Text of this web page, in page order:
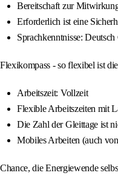
Bereitschaft zur
Erforderlich ist eine
Sprachkenntnisse:
Flexikompass - so flexibel ist
Arbeitszeit: Vollzeit
Flexible Arbeitszeiten mit
Die Zahl der Gleittage ist
Mobiles Arbeiten (auch
Chance, die Energiewende